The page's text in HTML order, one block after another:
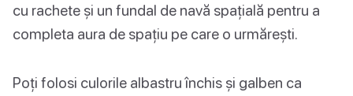
cu rachete și un fundal de navă spațială pentru a
completa aura de spațiu pe care o urmărești.
Poți folosi culorile albastru închis și galben ca